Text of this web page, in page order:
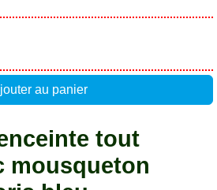
au panier
tout
mousqueton